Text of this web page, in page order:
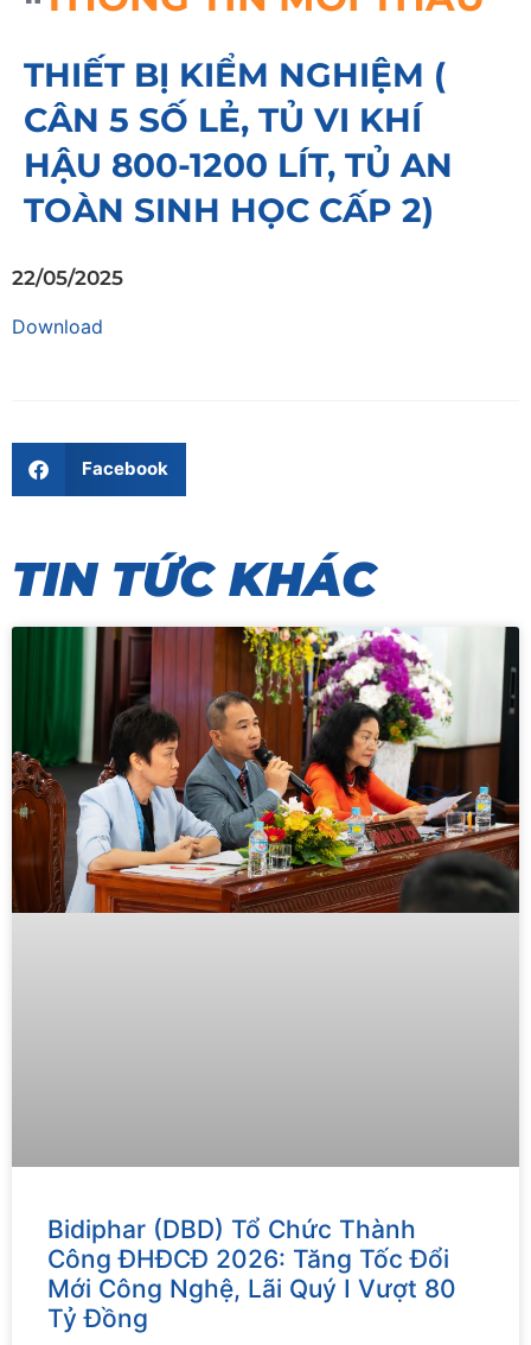
THIẾT BỊ KIỂM NGHIỆM (
CÂN 5 SỐ LẺ, TỦ VI KHÍ
HẬU 800-1200 LÍT, TỦ AN
TOÀN SINH HỌC CẤP 2)
22/05/2025
Download
Facebook
TIN TỨC KHÁC
Bidiphar (DBD) Tổ Chức Thành
Công ĐHĐCĐ 2026: Tăng Tốc Đổi
Mới Công Nghệ, Lãi Quý I Vượt 80
Tỷ Đồng